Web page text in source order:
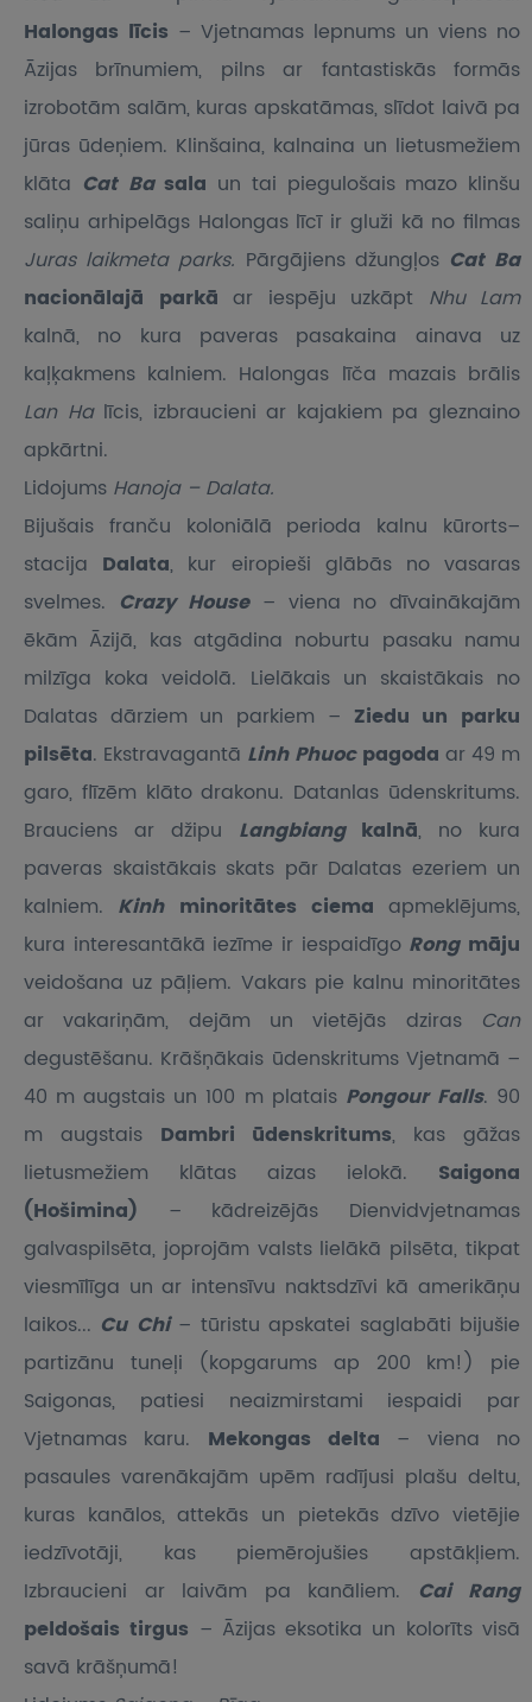
Halongas līcis – Vjetnamas lepnums un viens no
Āzijas brīnumiem, pilns ar fantastiskās formās
izrobotām salām, kuras apskatāmas, slīdot laivā pa
jūras ūdeņiem. Klinšaina, kalnaina un lietusmežiem
klāta Cat Basala un tai piegulošais mazo klinšu
saliņu arhipelāgs Halongas līcī ir gluži kā no filmas
Juras laikmeta parks. Pārgājiens džungļos Cat Ba
nacionālajā parkā ar iespēju uzkāpt Nhu Lam
kalnā, no kura paveras pasakaina ainava uz
kaļķakmens kalniem. Halongas līča mazais brālis
Lan Ha līcis, izbraucieni ar kajakiem pa gleznaino
apkārtni.
Lidojums Hanoja – Dalata.
Bijušais franču koloniālā perioda kalnu kūrorts–
stacija Dalata, kur eiropieši glābās no vasaras
svelmes. Crazy House – viena no dīvainākajām
ēkām Āzijā, kas atgādina noburtu pasaku namu
milzīga koka veidolā. Lielākais un skaistākais no
Dalatas dārziem un parkiem – Ziedu un parku
pilsēta. Ekstravagantā Linh Phuocpagoda ar 49 m
garo, flīzēm klāto drakonu. Datanlas ūdenskritums.
Brauciens ar džipu Langbiang kalnā, no kura
paveras skaistākais skats pār Dalatas ezeriem un
kalniem. Kinh minoritātes ciema apmeklējums,
kura interesantākā iezīme ir iespaidīgo Rong māju
veidošana uz pāļiem. Vakars pie kalnu minoritātes
ar vakariņām, dejām un vietējās dziras Can
degustēšanu. Krāšņākais ūdenskritums Vjetnamā –
40 m augstais un 100 m platais Pongour Falls. 90
m augstais Dambri ūdenskritums, kas gāžas
lietusmežiem klātas aizas ielokā. Saigona
(Hošimina) – kādreizējās Dienvidvjetnamas
galvaspilsēta, joprojām valsts lielākā pilsēta, tikpat
viesmīlīga un ar intensīvu naktsdzīvi kā amerikāņu
laikos... Cu Chi – tūristu apskatei saglabāti bijušie
partizānu tuneļi (kopgarums ap 200 km!) pie
Saigonas, patiesi neaizmirstami iespaidi par
Vjetnamas karu. Mekongas delta – viena no
pasaules varenākajām upēm radījusi plašu deltu,
kuras kanālos, attekās un pietekās dzīvo vietējie
iedzīvotāji, kas piemērojušies apstākļiem.
Izbraucieni ar laivām pa kanāliem. Cai Rang
peldošais tirgus – Āzijas eksotika un kolorīts visā
savā krāšņumā!